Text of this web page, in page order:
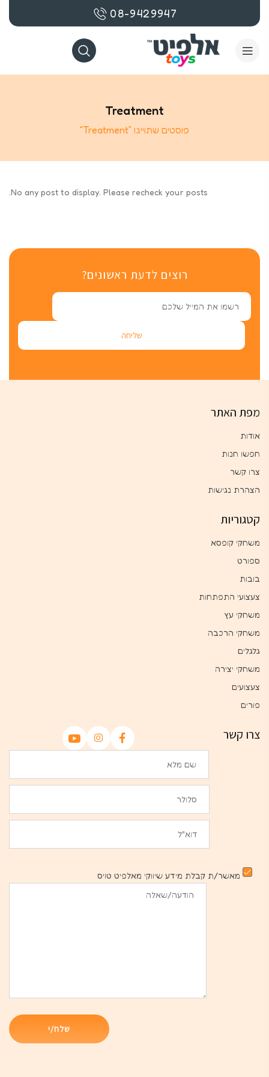
08-9429947
Treatment
פוסטים שתוייגו ”Treatment“
No any post to display. Please recheck your posts.
רוצים לדעת ראשונים?
מפת האתר
אודות
חפשו חנות
צרו קשר
הצהרת נגישות
קטגוריות
משחקי קופסא
ספורט
בובות
צעצועי התפתחות
משחקי עץ
משחקי הרכבה
גלגלים
משחקי יצירה
צעצועים
פורים
צרו קשר
מאשר/ת קבלת מידע שיווקי מאלפיט טויס